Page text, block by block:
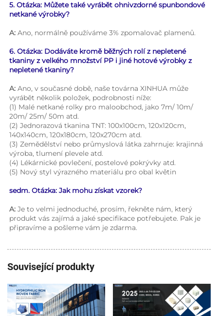
5. Otázka: Můžete také vyrábět ohnivzdorné spunbondové
netkané výrobky?
A: Ano, normálně používáme 3% zpomalovač plamenů.
6. Otázka: Dodáváte kromě běžných rolí z nepletené
tkaniny z velkého množství PP i jiné hotové výrobky z
nepletené tkaniny?
A: Ano, v současné době, naše továrna XINHUA může
vyrábět několik položek, podrobnosti níže:
(1) Malé netkané rolky pro maloobchod, jako 7m/ 10m/
20m/ 25m/ 50m atd.
(2) Jednorazová tkanina TNT: 100x100cm, 120x120cm,
140x140cm, 120x180cm, 120x270cm atd.
(3) Zemědělství nebo průmyslová látka zahrnuje: krajinná
výroba, tlumení plevele atd.
(4) Lékárnické povlečení, postelové pokrývky atd.
(5) Nový styl výrazného materiálu pro obal květin
sedm. Otázka: Jak mohu získat vzorek?
A: Je to velmi jednoduché, prosím, řekněte nám, který
produkt vás zajímá a jaké specifikace potřebujete. Pak je
připravíme a pošleme vám je zdarma.
Související produkty